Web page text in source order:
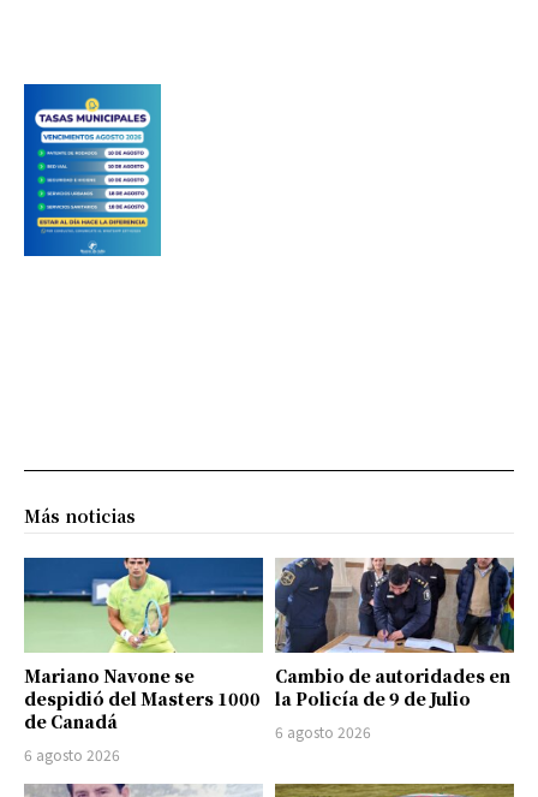
Más noticias
Mariano Navone se
despidió del Masters 1000
de Canadá
6 agosto 2026
Cambio de autoridades en
la Policía de 9 de Julio
6 agosto 2026